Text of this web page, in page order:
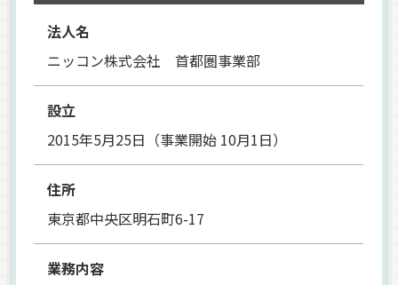
法人名
ニッコン株式会社 首都圏事業部
設立
2015年5月25日（事業開始 10月1日）
住所
東京都中央区明石町6-17
業務内容